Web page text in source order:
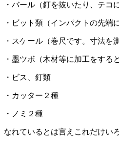
・バール（釘を抜いたり、テコ
・ビット類（インパクトの先端
・スケール（巻尺です。寸法を
・墨ツボ（木材等に加工をする
・ビス、釘類
・カッター２種
・ノミ２種
なれているとは言えこれだけい